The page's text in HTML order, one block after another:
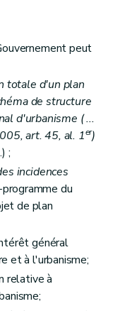
structure communal et d'un programme communal de mise en oeuvre des zones d'aménagement différé
2003, art. 1
Des Maisons de L'Urbanisme - De leur mission - De leur agrément - Des subventions
De l'octroi de subventions aux communes pour l'engagement ou le maintien de l'engagement d'un ou plusieurs conseillers en aménagement du territoire et en environnement
peut
totale d'un plan
de structure
d'urbanisme (...
art. 45, al. 1er)
;
incidences
du
de plan
général
et à l'urbanisme;
relative à